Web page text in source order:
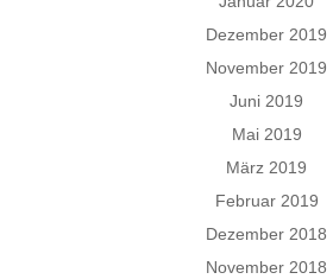
Dezember 2019
November 2019
Juni 2019
Mai 2019
März 2019
Februar 2019
Dezember 2018
November 2018